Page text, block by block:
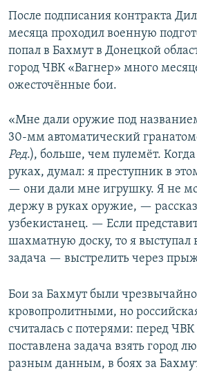
После подписания контракта
месяца проходил военную
попал в Бахмут в Донецкой
город ЧВК «Вагнер» много
ожесточённые бои.
«Мне дали оружие под
30-мм автоматический
Ред.), больше, чем пулемёт.
руках, думал: я преступник в
— они дали мне игрушку. Я не
держу в руках оружие, —
узбекистанец. — Если
шахматную доску, то я выступал
задача — выстрелить через
Бои за Бахмут были чрезвычайно
кровопролитными, но
считалась с потерями: перед
поставлена задача взять город
разным данным, в боях за